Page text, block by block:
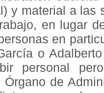
y material a las
en lugar
en
o
personal
de